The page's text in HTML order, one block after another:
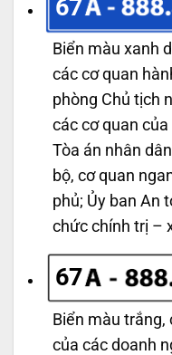
67
Biển màu xanh
các cơ quan
phòng Chủ tịch
các cơ quan của
Tòa án nhân
bộ, cơ quan
phủ; Ủy ban An
chức chính trị –
67
Biển màu trắng,
của các doanh